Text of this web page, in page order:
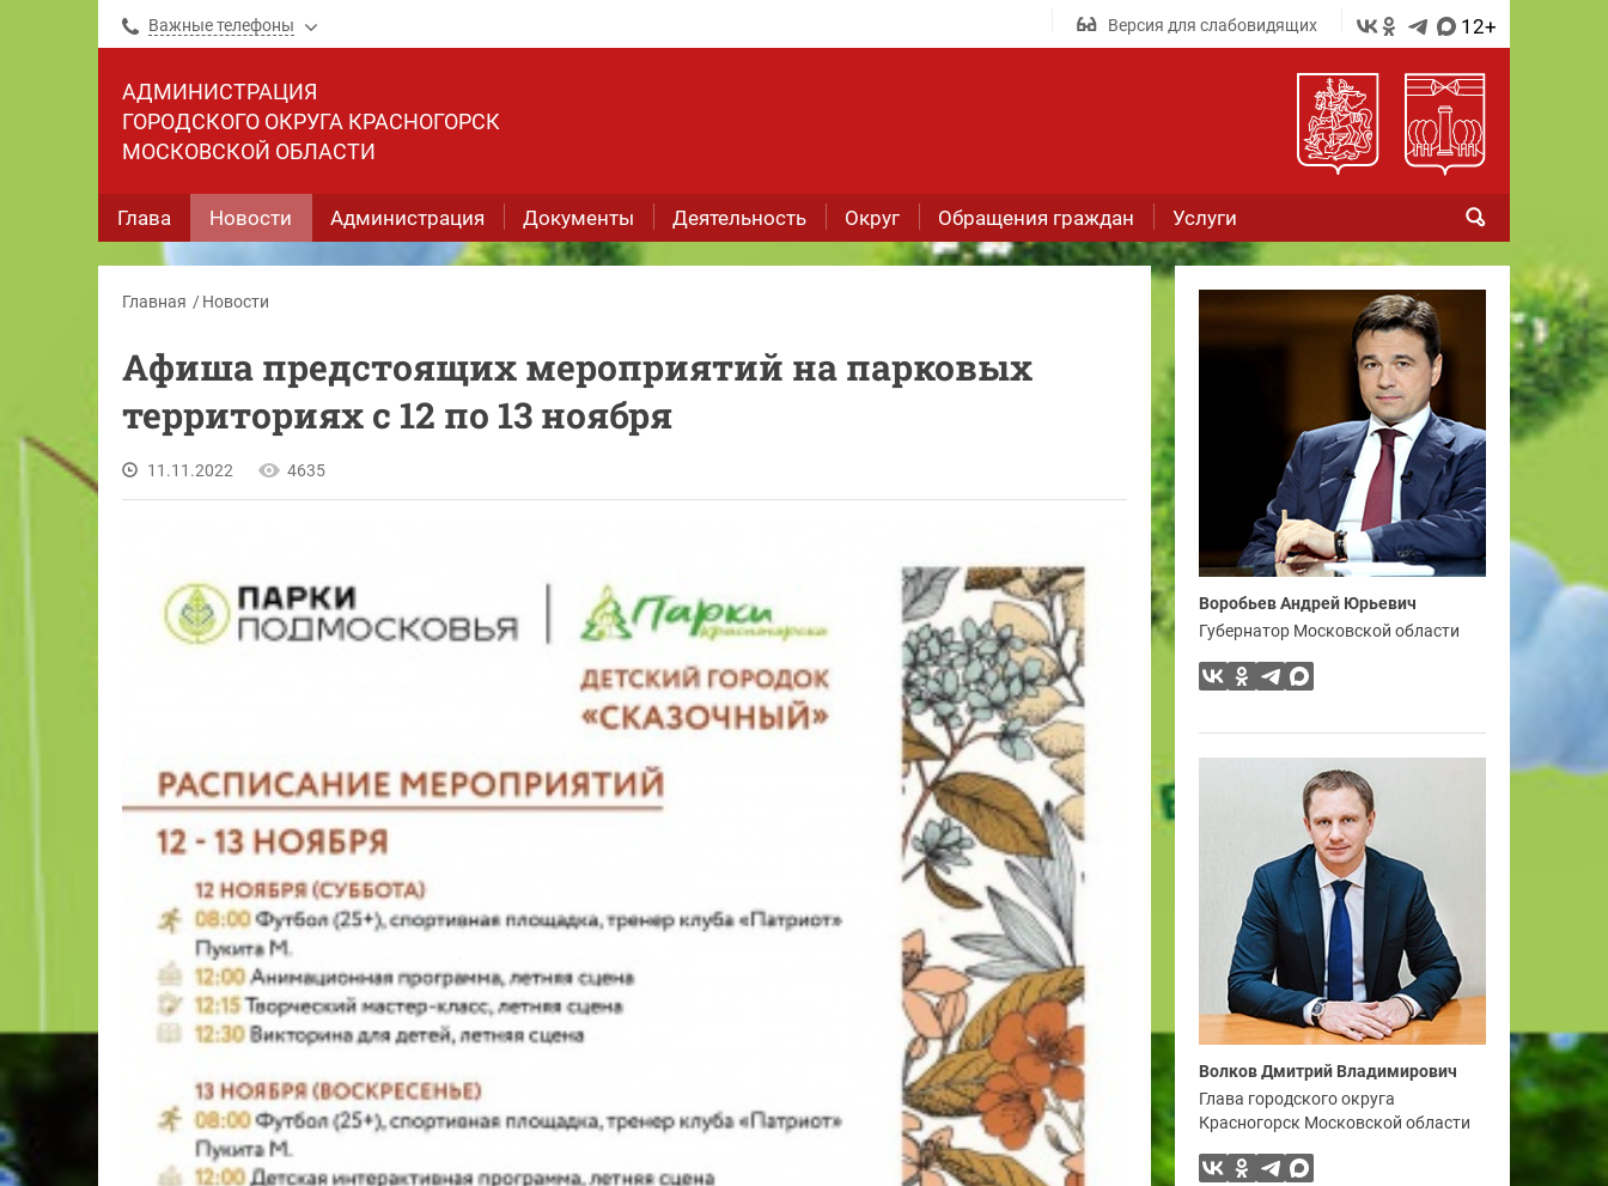
Важные телефоны Версия для слабовидящих 12+
АДМИНИСТРАЦИЯ
ГОРОДСКОГО ОКРУГА КРАСНОГОРСК
МОСКОВСКОЙ ОБЛАСТИ
Глава Новости Администрация Документы Деятельность Округ Обращения граждан Услуги
Главная Новости
Афиша предстоящих мероприятий на парковых
территориях с 12 по 13 ноября
11.11.2022 4635
Воробьев Андрей Юрьевич
Губернатор Московской области
Волков Дмитрий Владимирович
Глава городского округа
Красногорск Московской области